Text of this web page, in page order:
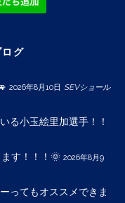
グ
2026年8月10日 SEVショール
る小玉絵里加選手！！
す！！！🌞 2026年8月9
ってもオススメできま